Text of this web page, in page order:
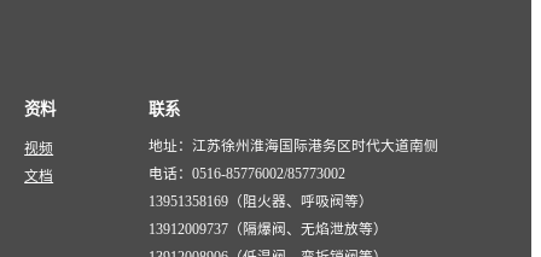
资料
视频
文档
联系
地址：江苏徐州淮海国际港务区时代大道南侧
电话：0516-85776002/85773002
13951358169（阻火器、呼吸阀等）
13912009737（隔爆阀、无焰泄放等）